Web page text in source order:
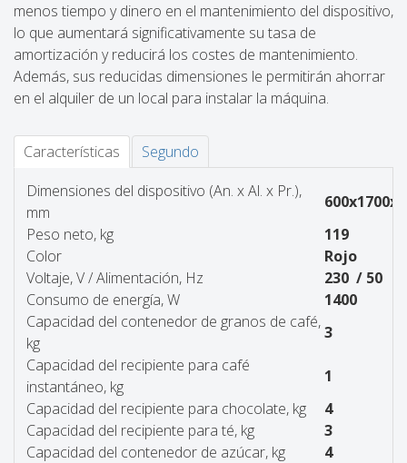
menos tiempo y dinero en el mantenimiento del dispositivo,
lo que aumentará significativamente su tasa de
amortización y reducirá los costes de mantenimiento.
Además, sus reducidas dimensiones le permitirán ahorrar
en el alquiler de un local para instalar la máquina.
Características
Segundo
Dimensiones del dispositivo (An. x Al. x Pr.),
mm
Peso neto, kg
119
Color
Rojo
Voltaje, V / Alimentación, Hz
230 / 50
Consumo de energía, W
1400
Capacidad del contenedor de granos de café,
kg
3
Capacidad del recipiente para café
instantáneo, kg
1
Capacidad del recipiente para chocolate, kg
4
Capacidad del recipiente para té, kg
3
Capacidad del contenedor de azúcar, kg
4